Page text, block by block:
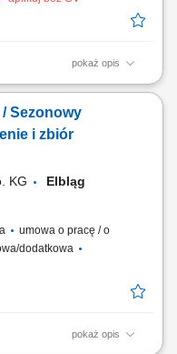
pokaż opis
stalowych do procesu
stalowych,
(oklejanie,
Sezonowy
i zbiór
KG Elbląg
umowa o pracę / o
dodatkowa
pokaż opis